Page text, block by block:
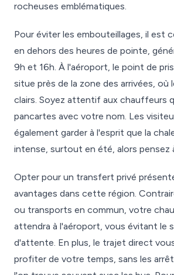
rocheuses emblématiques.
Pour éviter les embouteillages, il est
en dehors des heures de pointe,
9h et 16h. À l'aéroport, le point de
situe près de la zone des arrivées, où
clairs. Soyez attentif aux chauffeurs
pancartes avec votre nom. Les
également garder à l'esprit que la
intense, surtout en été, alors pensez
Opter pour un transfert privé
avantages dans cette région.
ou transports en commun, votre
attendra à l'aéroport, vous évitant le
d'attente. En plus, le trajet direct
profiter de votre temps, sans les